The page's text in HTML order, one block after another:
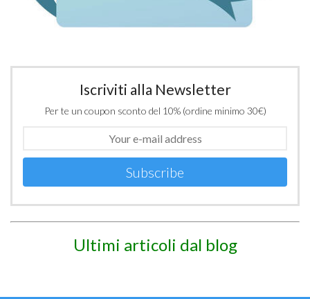
Iscriviti alla Newsletter
Per te un coupon sconto del 10% (ordine minimo 30€)
Subscribe
Ultimi articoli dal blog